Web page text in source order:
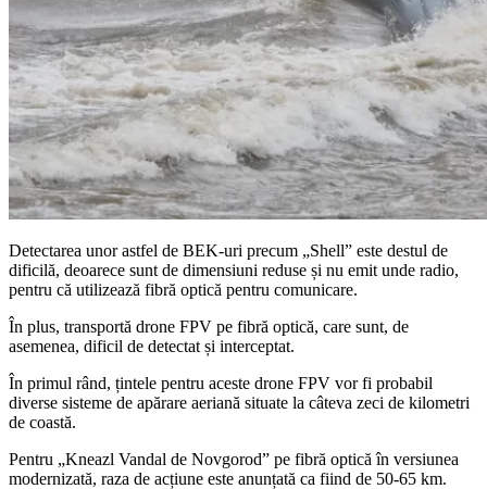
Detectarea unor astfel de BEK-uri precum „Shell” este destul de
dificilă, deoarece sunt de dimensiuni reduse și nu emit unde radio,
pentru că utilizează fibră optică pentru comunicare.
În plus, transportă drone FPV pe fibră optică, care sunt, de
asemenea, dificil de detectat și interceptat.
În primul rând, țintele pentru aceste drone FPV vor fi probabil
diverse sisteme de apărare aeriană situate la câteva zeci de kilometri
de coastă.
Pentru „Kneazl Vandal de Novgorod” pe fibră optică în versiunea
modernizată, raza de acțiune este anunțată ca fiind de 50-65 km.